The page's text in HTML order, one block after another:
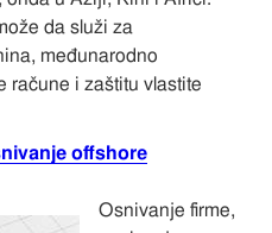
da služi za
međunarodno
račune i zaštitu vlastite
offshore
Osnivanje firme,